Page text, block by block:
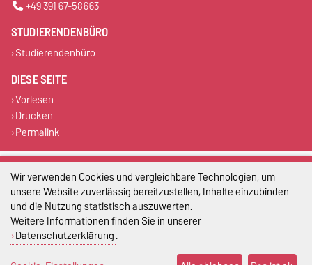
+49 391 67-58663
STUDIERENDENBÜRO
Studierendenbüro
DIESE SEITE
Vorlesen
Drucken
Permalink
Impressum
Datenschutz
Barrierefreiheit
Cookie-Einstellungen
Wir verwenden Cookies und vergleichbare Technologien, um
unsere Website zuverlässig bereitzustellen, Inhalte einzubinden
und die Nutzung statistisch auszuwerten.
Weitere Informationen finden Sie in unserer
Datenschutzerklärung.